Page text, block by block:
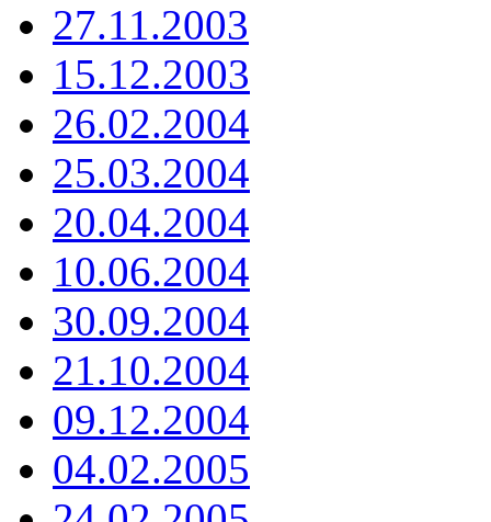
27.11.2003
15.12.2003
26.02.2004
25.03.2004
20.04.2004
10.06.2004
30.09.2004
21.10.2004
09.12.2004
04.02.2005